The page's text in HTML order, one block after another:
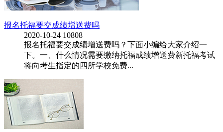
报名托福要交成绩增送费吗
2020-10-24 10808
报名托福要交成绩增送费吗？下面小编给大家介绍一
下。一、什么情况需要缴纳托福成绩增送费新托福考试
将向考生指定的四所学校免费...